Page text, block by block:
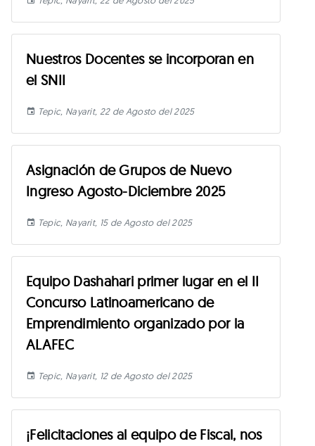
Nuestros Docentes se incorporan en
el SNII
Tepic, Nayarit, 22 de Agosto del 2025
Asignación de Grupos de Nuevo
Ingreso Agosto-Diciembre 2025
Tepic, Nayarit, 15 de Agosto del 2025
Equipo Dashahari primer lugar en el II
Concurso Latinoamericano de
Emprendimiento organizado por la
ALAFEC
Tepic, Nayarit, 12 de Agosto del 2025
¡Felicitaciones al equipo de Fiscal, nos